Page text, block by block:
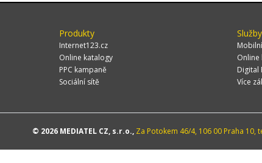
Produkty
Internet123.cz
Online katalogy
PPC kampaně
Sociální sítě
Služby
Online
Digital
Více
© 2026 MEDIATEL CZ, s.r.o.,Za Potokem 46/4, 106 00 Praha 10,